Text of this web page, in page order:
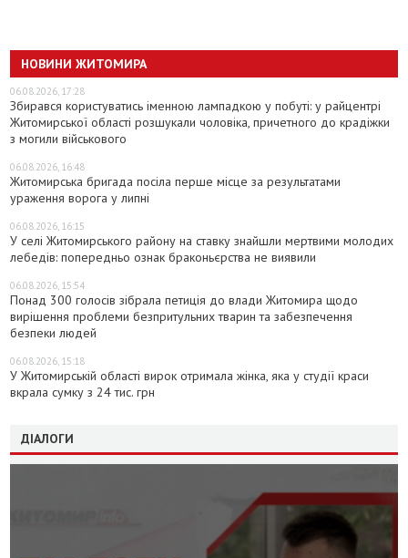
НОВИНИ ЖИТОМИРА
06.08.2026, 17:28
Збирався користуватись іменною лампадкою у побуті: у райцентрі
Житомирської області розшукали чоловіка, причетного до крадіжки
з могили військового
06.08.2026, 16:48
Житомирська бригада посіла перше місце за результатами
ураження ворога у липні
06.08.2026, 16:15
У селі Житомирського району на ставку знайшли мертвими молодих
лебедів: попередньо ознак браконьєрства не виявили
06.08.2026, 15:54
Понад 300 голосів зібрала петиція до влади Житомира щодо
вирішення проблеми безпритульних тварин та забезпечення
безпеки людей
06.08.2026, 15:18
У Житомирській області вирок отримала жінка, яка у студії краси
вкрала сумку з 24 тис. грн
ДІАЛОГИ